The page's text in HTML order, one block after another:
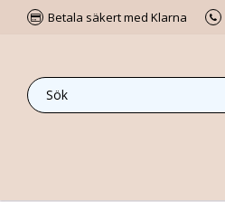
Betala säkert med Klarna